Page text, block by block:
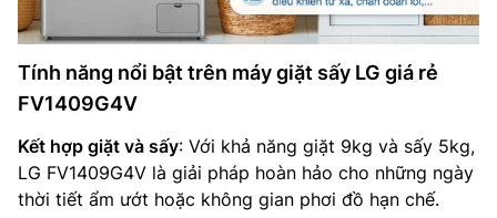
Tính năng nổi bật trên máy giặt sấy LG giá rẻ
FV1409G4V
Kết hợp giặt và sấy: Với khả năng giặt 9kg và sấy 5kg,
LG FV1409G4V là giải pháp hoàn hảo cho những ngày
thời tiết ẩm ướt hoặc không gian phơi đồ hạn chế.